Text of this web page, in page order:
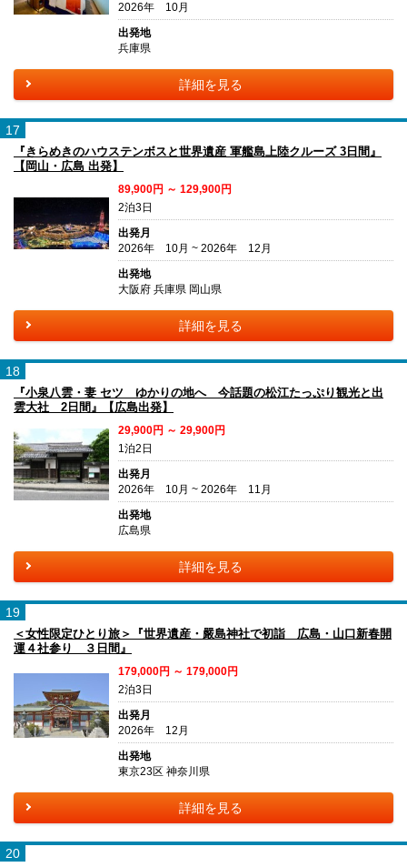
2026年 10月
出発地
兵庫県
詳細を見る
17
『きらめきのハウステンボスと世界遺産 軍艦島上陸クルーズ 3日間』
【岡山・広島 出発】
89,900円 ～ 129,900円
2泊3日
出発月
2026年 10月 ~ 2026年 12月
出発地
大阪府 兵庫県 岡山県
詳細を見る
18
『小泉八雲・妻 セツ ゆかりの地へ 今話題の松江たっぷり観光と出
雲大社 2日間』【広島出発】
29,900円 ～ 29,900円
1泊2日
出発月
2026年 10月 ~ 2026年 11月
出発地
広島県
詳細を見る
19
＜女性限定ひとり旅＞『世界遺産・嚴島神社で初詣 広島・山口新春開
運４社参り ３日間』
179,000円 ～ 179,000円
2泊3日
出発月
2026年 12月
出発地
東京23区 神奈川県
詳細を見る
20